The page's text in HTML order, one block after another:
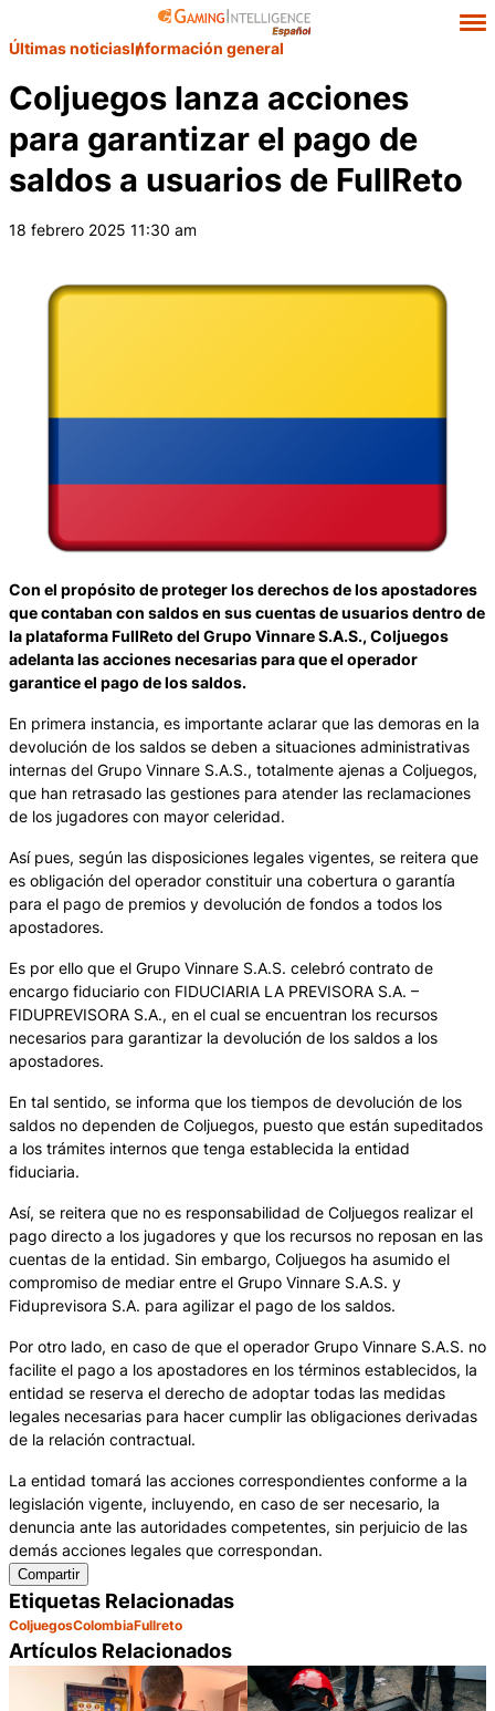
Últimas noticiasInformación general
Coljuegos lanza acciones
para garantizar el pago de
saldos a usuarios de FullReto
18 febrero 2025 11:30 am
Con el propósito de proteger los derechos de los apostadores
que contaban con saldos en sus cuentas de usuarios dentro de
la plataforma FullReto del Grupo Vinnare S.A.S., Coljuegos
adelanta las acciones necesarias para que el operador
garantice el pago de los saldos.
En primera instancia, es importante aclarar que las demoras en la
devolución de los saldos se deben a situaciones administrativas
internas del Grupo Vinnare S.A.S., totalmente ajenas a Coljuegos,
que han retrasado las gestiones para atender las reclamaciones
de los jugadores con mayor celeridad.
Así pues, según las disposiciones legales vigentes, se reitera que
es obligación del operador constituir una cobertura o garantía
para el pago de premios y devolución de fondos a todos los
apostadores.
Es por ello que el Grupo Vinnare S.A.S. celebró contrato de
encargo fiduciario con FIDUCIARIA LA PREVISORA S.A. –
FIDUPREVISORA S.A., en el cual se encuentran los recursos
necesarios para garantizar la devolución de los saldos a los
apostadores.
En tal sentido, se informa que los tiempos de devolución de los
saldos no dependen de Coljuegos, puesto que están supeditados
a los trámites internos que tenga establecida la entidad
fiduciaria.
Así, se reitera que no es responsabilidad de Coljuegos realizar el
pago directo a los jugadores y que los recursos no reposan en las
cuentas de la entidad. Sin embargo, Coljuegos ha asumido el
compromiso de mediar entre el Grupo Vinnare S.A.S. y
Fiduprevisora S.A. para agilizar el pago de los saldos.
Por otro lado, en caso de que el operador Grupo Vinnare S.A.S. no
facilite el pago a los apostadores en los términos establecidos, la
entidad se reserva el derecho de adoptar todas las medidas
legales necesarias para hacer cumplir las obligaciones derivadas
de la relación contractual.
La entidad tomará las acciones correspondientes conforme a la
legislación vigente, incluyendo, en caso de ser necesario, la
denuncia ante las autoridades competentes, sin perjuicio de las
demás acciones legales que correspondan.
Compartir
Etiquetas Relacionadas
ColjuegosColombiaFullreto
Artículos Relacionados